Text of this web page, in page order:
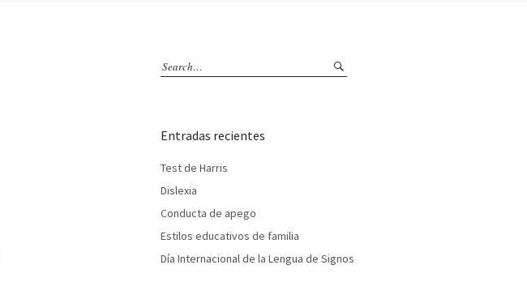
Entradas recientes
Test de Harris
Dislexia
Conducta de apego
Estilos educativos de familia
Día Internacional de la Lengua de Signos